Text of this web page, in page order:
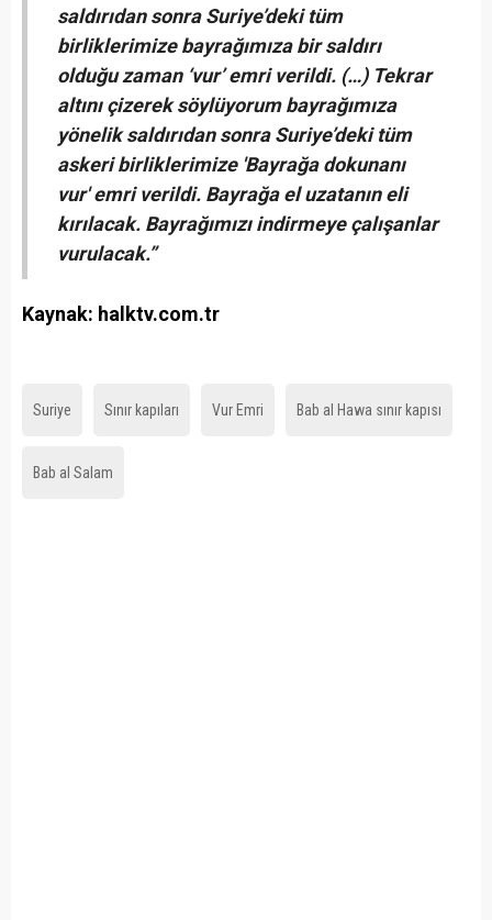
saldırıdan sonra Suriye’deki tüm
birliklerimize bayrağımıza bir saldırı
olduğu zaman ‘vur’ emri verildi. (…) Tekrar
altını çizerek söylüyorum bayrağımıza
yönelik saldırıdan sonra Suriye’deki tüm
askeri birliklerimize 'Bayrağa dokunanı
vur' emri verildi. Bayrağa el uzatanın eli
kırılacak. Bayrağımızı indirmeye çalışanlar
vurulacak.”
Kaynak: halktv.com.tr
Suriye Sınır kapıları Vur Emri Bab al Hawa sınır kapısı
Bab al Salam